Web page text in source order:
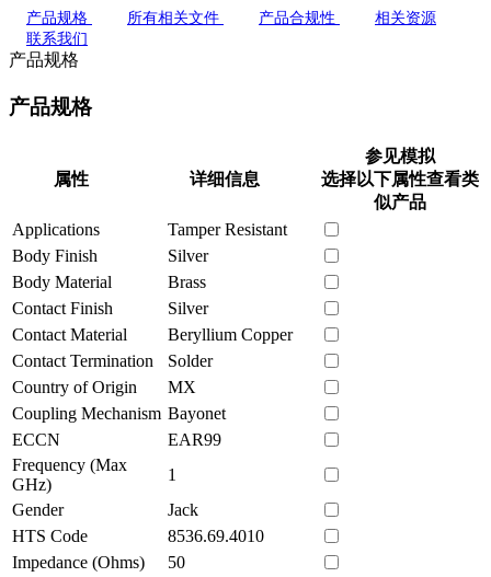
产品规格 所有相关文件 产品合规性
相关资源
联系我们
产品规格
产品规格
属性 详细信息
参见模拟
选择以下属性查看类
似产品
Applications
Tamper Resistant
Body Finish
Silver
Body Material
Brass
Contact Finish
Silver
Contact Material
Beryllium Copper
Contact Termination
Solder
Country of Origin
MX
Coupling Mechanism Bayonet
ECCN
EAR99
Frequency (Max
GHz)
1
Gender
Jack
HTS Code
8536.69.4010
Impedance (Ohms)
50